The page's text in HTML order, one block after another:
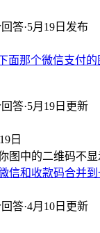
答·5月19日发布
面那个微信支付
答·5月19日更新
日
图中的二维码不
信和收款码合并
答·4月10日更新